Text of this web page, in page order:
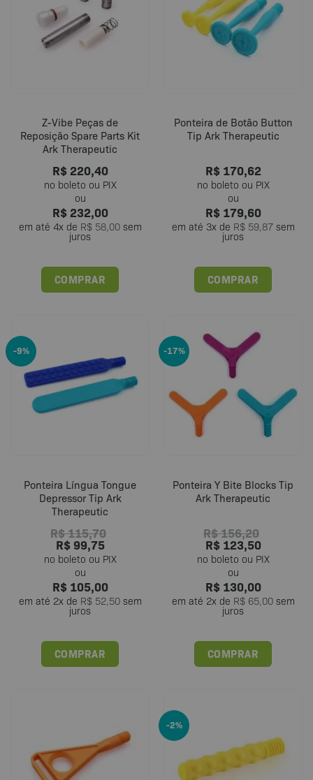
Z-Vibe Peças de
Reposição Spare Parts Kit
Ark Therapeutic
R$220,40
R$232,00
em até 4x de R$58,00sem
juros
COMPRAR
Ponteira de Botão Button
Tip Ark Therapeutic
R$170,62
R$179,60
em até 3x de R$59,87sem
juros
COMPRAR
Este
várias
variantes.
As
opções
podem
escolhidas
produto
-9%
Ponteira Língua Tongue
Depressor Tip Ark
Therapeutic
R$115,70
R$99,75
R$105,00
em até 2x de R$52,50sem
juros
COMPRAR
Este
As
opções
podem
-17%
Ponteira Y Bite Blocks Tip
Ark Therapeutic
R$156,20
R$123,50
R$130,00
em até 2x de R$65,00sem
juros
COMPRAR
Este
opções
podem
-2%